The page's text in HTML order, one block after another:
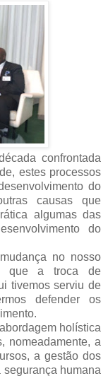
confrontada
estes processos
do
causas que
algumas das
do
no nosso
que a troca de
tivemos serviu de
defender os
holística
nomeadamente, a
a gestão dos
humana